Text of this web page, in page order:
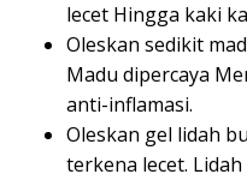
lecet Hingga kaki
Oleskan sedikit
Madu dipercaya
anti-inflamasi.
Oleskan gel lidah
terkena lecet.